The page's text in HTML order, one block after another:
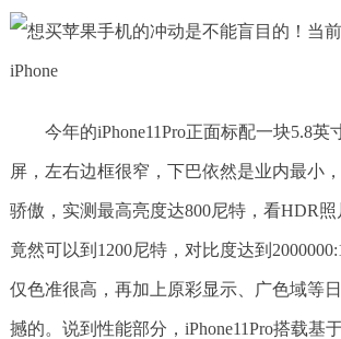
今年的iPhone11Pro正面标配一块5.8英
屏，左右边框很窄，下巴依然是业内最小
骄傲，实测最高亮度达800尼特，看HDR
竟然可以到1200尼特，对比度达到
仅色准很高，再加上原彩显示、广色域等
撼的。说到性能部分，iPhone11Pro搭载基